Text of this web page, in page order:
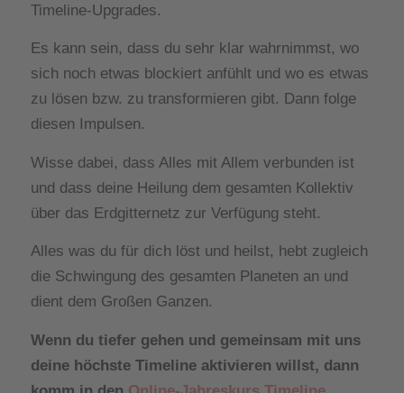
Timeline-Upgrades.
Es kann sein, dass du sehr klar wahrnimmst, wo
sich noch etwas blockiert anfühlt und wo es etwas
zu lösen bzw. zu transformieren gibt. Dann folge
diesen Impulsen.
Wisse dabei, dass Alles mit Allem verbunden ist
und dass deine Heilung dem gesamten Kollektiv
über das Erdgitternetz zur Verfügung steht.
Alles was du für dich löst und heilst, hebt zugleich
die Schwingung des gesamten Planeten an und
dient dem Großen Ganzen.
Wenn du tiefer gehen und gemeinsam mit uns
deine höchste Timeline aktivieren willst, dann